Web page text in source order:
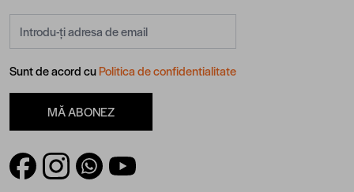
Sunt de acord cuPolitica de confidentialitate
MĂ ABONEZ